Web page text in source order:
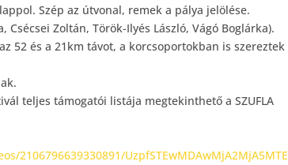
Szép az útvonal, remek a pálya jelölése.
Zoltán, Török-Ilyés László, Vágó Boglárka).
52 és a 21km távot, a korcsoportokban is szereztek
teljes támogatói listája megtekinthető a SZUFLA
2106796639330891/UzpfSTEwMDAwMjA2MjA5MTE